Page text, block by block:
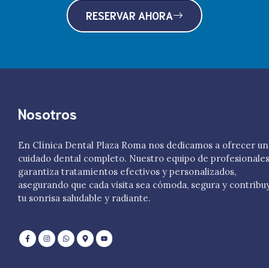
RESERVAR AHORA
Nosotros
En Clínica Dental Plaza Roma nos dedicamos a ofrecer un
cuidado dental completo. Nuestro equipo de profesionales
garantiza tratamientos efectivos y personalizados,
asegurando que cada visita sea cómoda, segura y
tu sonrisa saludable y radiante.